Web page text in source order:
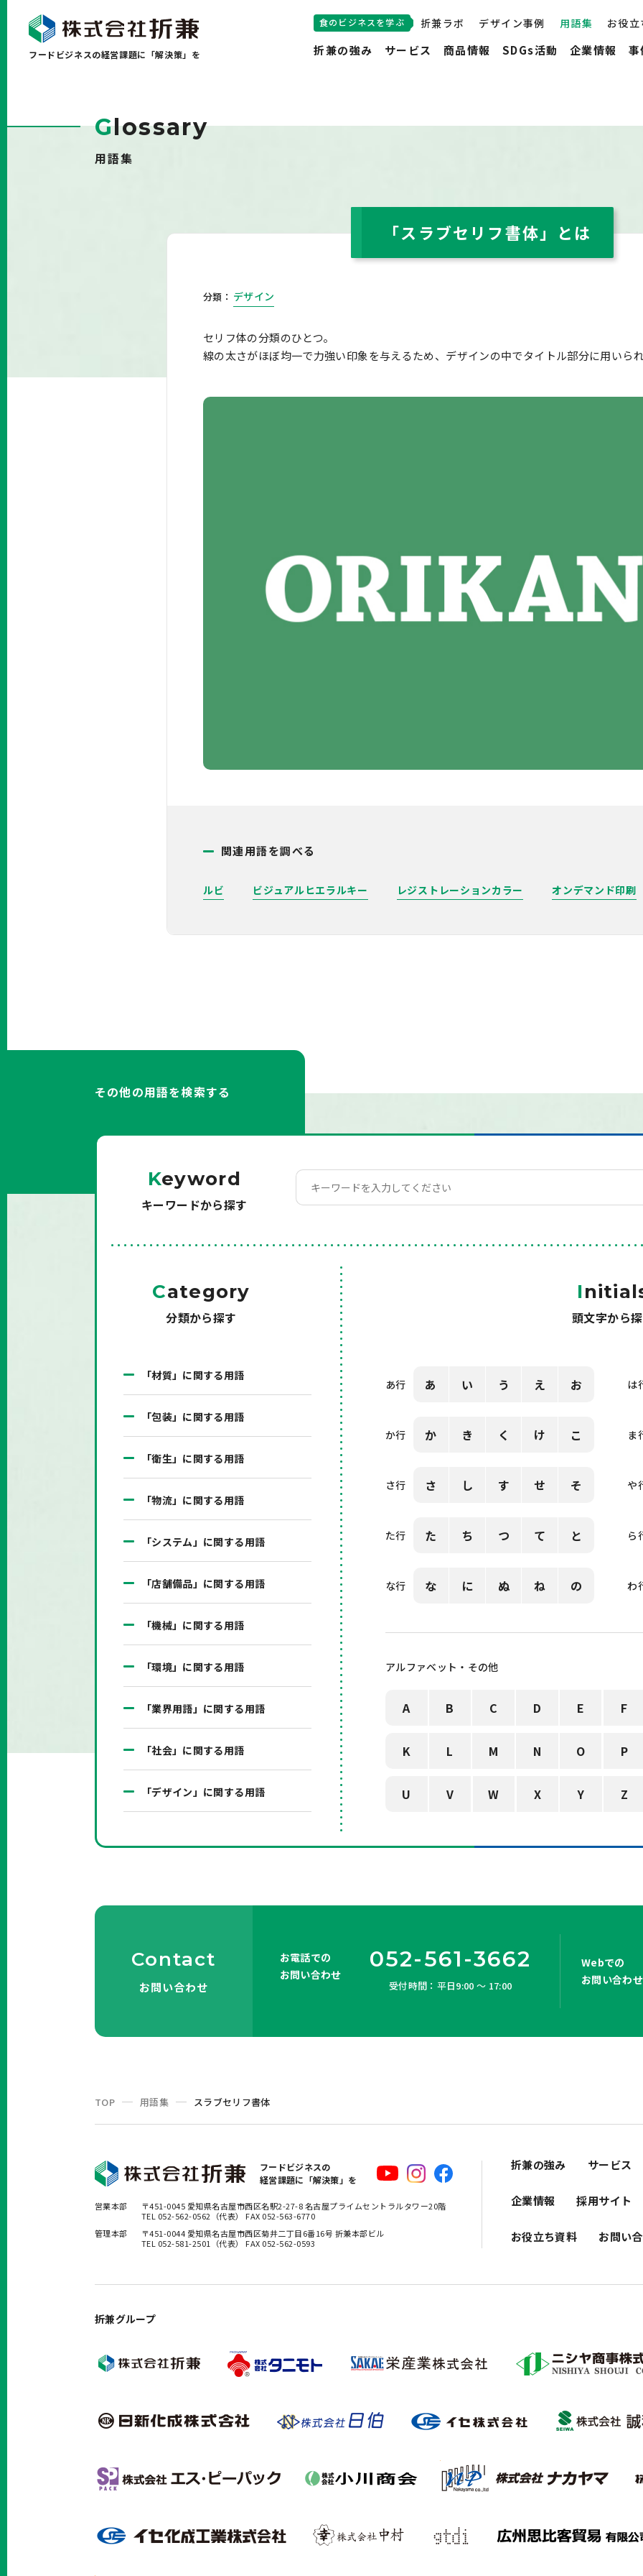
フードビジネスの経営課題に「解決策」を
食のビジネスを学ぶ 折兼ラボ デザイン事例 用語集 お役
折兼の強み サービス 商品情報 SDGs活動 企業情報 事
Glossary
用語集
「スラブセリフ書体」とは
分類： デザイン
セリフ体の分類のひとつ。
線の太さがほぼ均一で力強い印象を与えるため、デザインの中でタイトル部分に用いら
関連用語を調べる
ルビ ビジュアルヒエラルキー レジストレーションカラー オンデマンド印刷
その他の用語を検索する
Keyword
キーワードから探す
Category
分類から探す
「材質」に関する用語
「包装」に関する用語
「衛生」に関する用語
「物流」に関する用語
「システム」に関する用語
「店舗備品」に関する用語
「機械」に関する用語
「環境」に関する用語
「業界用語」に関する用語
「社会」に関する用語
「デザイン」に関する用語
I
頭文字から
あ行 あ い う え お
か行 か き く け こ
さ行 さ し す せ そ
た行 た ち つ て と
な行 な に ぬ ね の
は
ま
や
ら
わ
アルファベット・その他
A B C D E F
K L M N O P
U V W X Y Z
Contact
お問い合わせ
お電話での
お問い合わせ
052-561-3662
受付時間：平日9:00 ～ 17:00
Webでの
お問い合わせ
TOP 用語集 スラブセリフ書体
フードビジネスの
経営課題に「解決策」を
営業本部
〒451-0045 愛知県名古屋市西区名駅2-27-8 名古屋プライムセントラルタワー20階
TEL 052-562-0562（代表） FAX 052-563-6770
管理本部
〒451-0044 愛知県名古屋市西区菊井二丁目6番16号 折兼本部ビル
TEL 052-581-2501（代表） FAX 052-562-0593
折兼の強み サービス
企業情報 採用サイト
お役立ち資料 お問い
折兼グループ